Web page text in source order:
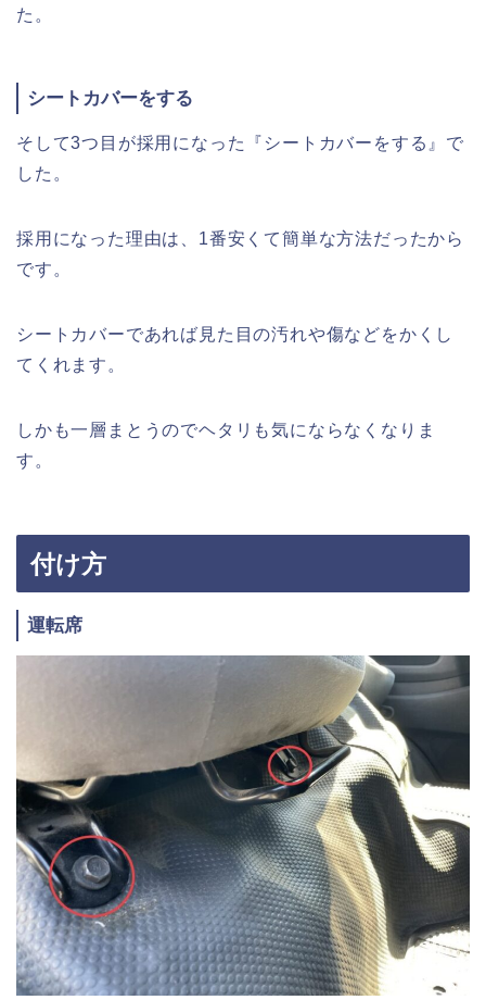
た。
シートカバーをする
そして3つ目が採用になった『シートカバーをする』で
した。
採用になった理由は、1番安くて簡単な方法だったから
です。
シートカバーであれば見た目の汚れや傷などをかくし
てくれます。
しかも一層まとうのでヘタリも気にならなくなりま
す。
付け方
運転席